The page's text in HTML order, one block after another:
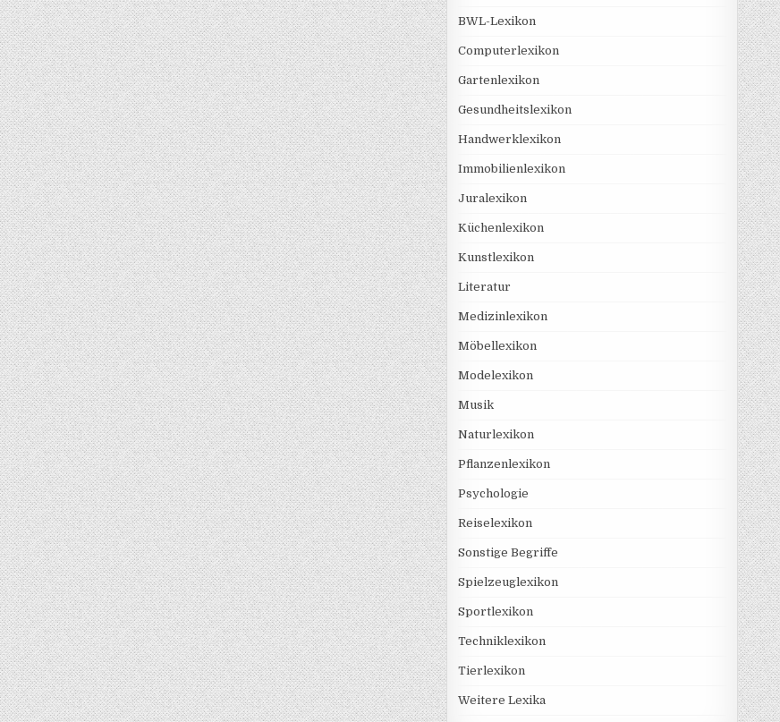
BWL-Lexikon
Computerlexikon
Gartenlexikon
Gesundheitslexikon
Handwerklexikon
Immobilienlexikon
Juralexikon
Küchenlexikon
Kunstlexikon
Literatur
Medizinlexikon
Möbellexikon
Modelexikon
Musik
Naturlexikon
Pflanzenlexikon
Psychologie
Reiselexikon
Sonstige Begriffe
Spielzeuglexikon
Sportlexikon
Techniklexikon
Tierlexikon
Weitere Lexika